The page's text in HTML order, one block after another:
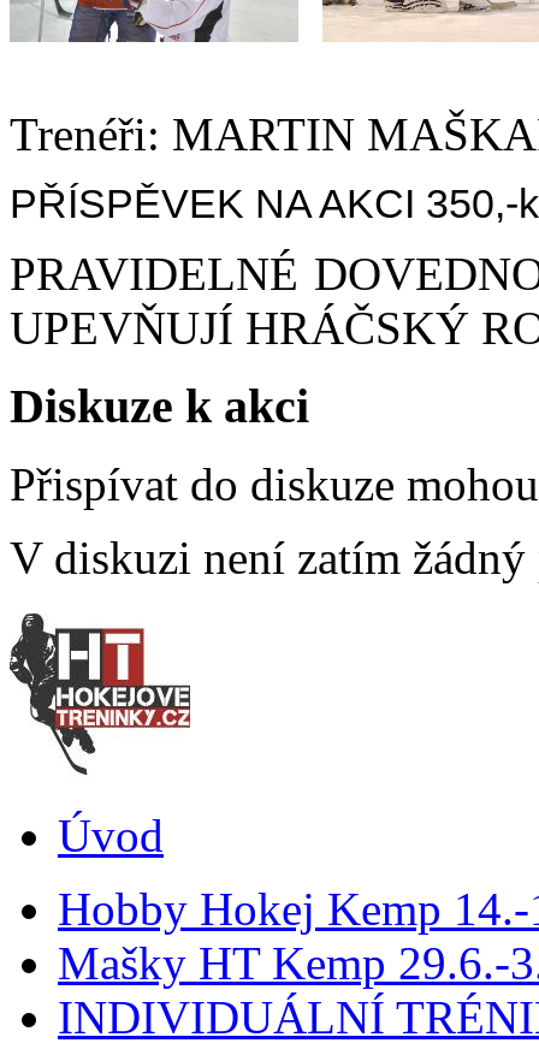
Trenéři: MARTIN
PŘÍSPĚVEK NA AKCI 350,-
PRAVIDELNÉ
UPEVŇUJÍ HRÁČSKÝ
Diskuze k akci
Přispívat do diskuze
V diskuzi není zatím žádný
Úvod
Hobby Hokej Kemp
Mašky HT Kemp 29.6.-
INDIVIDUÁLNÍ